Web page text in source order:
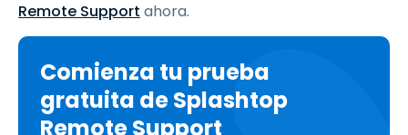
Remote Support ahora.
Comienza tu prueba
gratuita de Splashtop
Remote Support